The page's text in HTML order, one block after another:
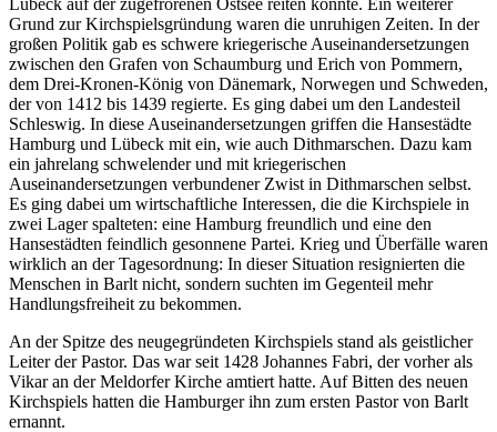
Grund zur Kirchspielsgründung waren die unruhigen Zeiten. In der
großen Politik gab es schwere kriegerische Auseinandersetzungen
zwischen den Grafen von Schaumburg und Erich von Pommern,
dem Drei-Kronen-König von Dänemark, Norwegen und Schweden,
der von 1412 bis 1439 regierte. Es ging dabei um den Landesteil
Schleswig. In diese Auseinandersetzungen griffen die Hansestädte
Hamburg und Lübeck mit ein, wie auch Dithmarschen. Dazu kam
ein jahrelang schwelender und mit kriegerischen
Auseinandersetzungen verbundener Zwist in Dithmarschen selbst.
Es ging dabei um wirtschaftliche Interessen, die die Kirchspiele in
zwei Lager spalteten: eine Hamburg freundlich und eine den
Hansestädten feindlich gesonnene Partei. Krieg und Überfälle waren
wirklich an der Tagesordnung: In dieser Situation resignierten die
Menschen in Barlt nicht, sondern suchten im Gegenteil mehr
Handlungsfreiheit zu bekommen.
An der Spitze des neugegründeten Kirchspiels stand als geistlicher
Leiter der Pastor. Das war seit 1428 Johannes Fabri, der vorher als
Vikar an der Meldorfer Kirche amtiert hatte. Auf Bitten des neuen
Kirchspiels hatten die Hamburger ihn zum ersten Pastor von Barlt
ernannt.